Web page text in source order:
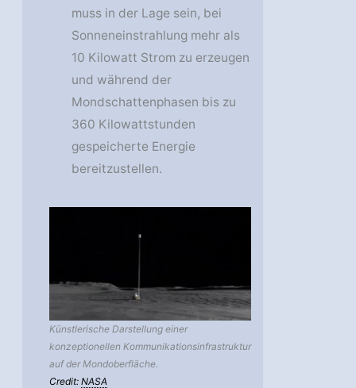
muss in der Lage sein, bei
Sonneneinstrahlung mehr als
10 Kilowatt Strom zu erzeugen
und während der
Mondschattenphasen bis zu
360 Kilowattstunden
gespeicherte Energie
bereitzustellen.
Künstlerische Darstellung einer
konzeptionellen Kommunikationsinfrastruktur
auf der Mondoberfläche.
Credit:NASA